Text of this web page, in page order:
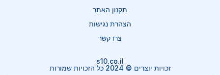
תקנון האתר
הצהרת נגישות
צרו קשר
s10.co.il
זכויות יוצרים © 2024 כל הזכויות שמורות